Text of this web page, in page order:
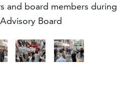
and board members during
Board